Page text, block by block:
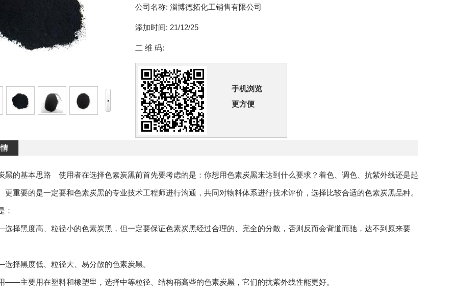
公司名称: 淄博德拓化工销售有限公司
添加时间: 21/12/25
二 维 码:
手机浏览
更方便
黑的基本思路 使用者在选择色素炭黑前首先要考虑的是：你想用色素炭黑来达到什么要求？着色、调色、抗紫外线还是起
更重要的是一定要和色素炭黑的专业技术工程师进行沟通，共同对物料体系进行技术评价，选择比较合适的色素炭黑品种。
：
择黑度高、粒径小的色素炭黑，但一定要保证色素炭黑经过合理的、完全的分散，否则反而会背道而驰，达不到原来要
择黑度低、粒径大、易分散的色素炭黑。
——主要用在塑料和橡塑里，选择中等粒径、结构稍高些的色素炭黑，它们的抗紫外线性能更好。